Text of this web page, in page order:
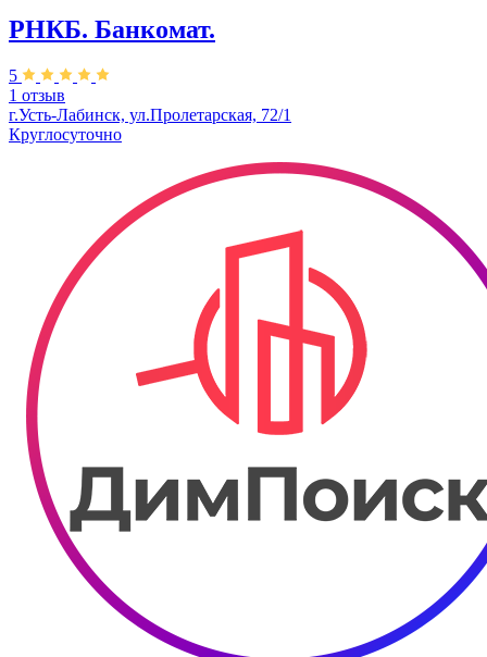
РНКБ. Банкомат.
5
1 отзыв
г.Усть-Лабинск, ул.​​Пролетарская, 72/1
Круглосуточно